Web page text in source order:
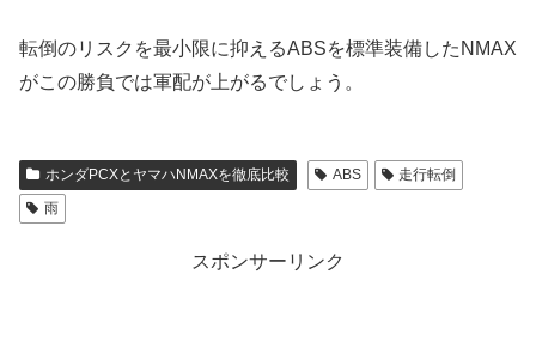
転倒のリスクを最小限に抑えるABSを標準装備したNMAX
がこの勝負では軍配が上がるでしょう。
ホンダPCXとヤマハNMAXを徹底比較 ABS
走行転倒
雨
スポンサーリンク